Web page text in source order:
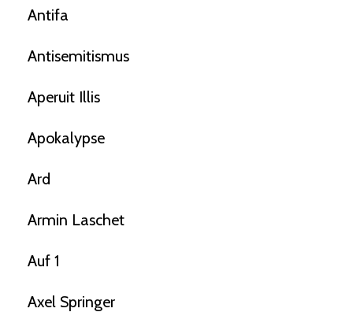
Antifa
Antisemitismus
Aperuit Illis
Apokalypse
Ard
Armin Laschet
Auf 1
Axel Springer